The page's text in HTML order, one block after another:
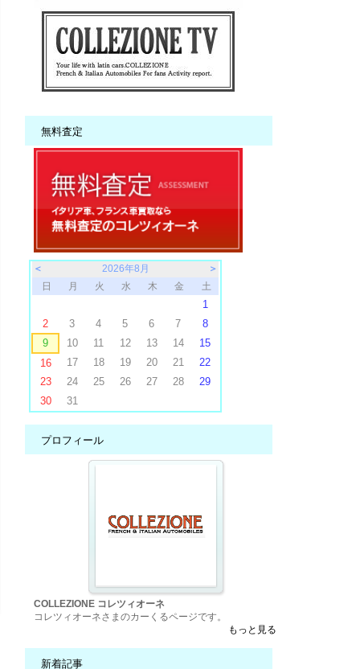
無料査定
＜ 2026年8月
＞
日
月 火 水 木 金 土
1
2
3 4 5 6 7
8
9
10 11 12 13 14
15
16
17 18 19 20 21
22
23
24 25 26 27 28
29
30
31
プロフィール
COLLEZIONE コレツィオーネ
コレツィオーネさまのカーくるページです。
もっと見る
新着記事